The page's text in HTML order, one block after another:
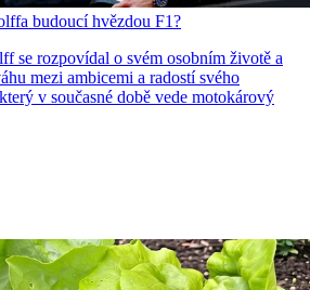
budoucí hvězdou F1?
se rozpovídal o svém osobním životě a
mezi ambicemi a radostí svého
v současné době vede motokárový